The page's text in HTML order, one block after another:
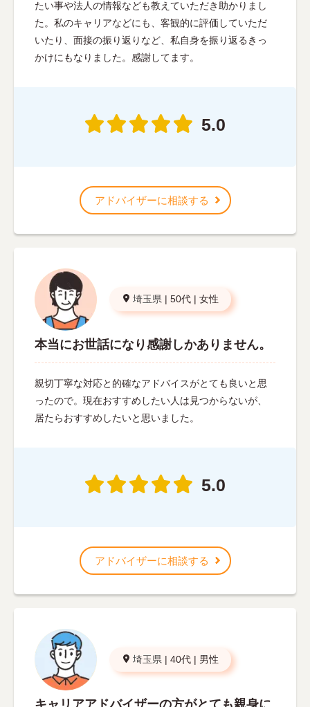
たい事や法人の情報なども教えていただき助かりまし
た。私のキャリアなどにも、客観的に評価していただ
いたり、面接の振り返りなど、私自身を振り返るきっ
かけにもなりました。感謝してます。
5.0
アドバイザーに相談する
埼玉県 | 50代 | 女性
本当にお世話になり感謝しかありません。
親切丁寧な対応と的確なアドバイスがとても良いと思
ったので。現在おすすめしたい人は見つからないが、
居たらおすすめしたいと思いました。
5.0
アドバイザーに相談する
埼玉県 | 40代 | 男性